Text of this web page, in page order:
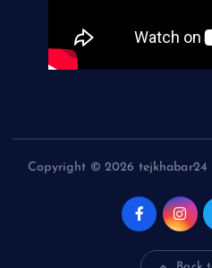
Copyright © 2026 tejkhabar24